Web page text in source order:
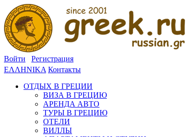
Войти
Регистрация
ΕΛΛΗΝΙΚΑ Контакты
ОТДЫХ В ГРЕЦИИ
ВИЗА В ГРЕЦИЮ
АРЕНДА АВТО
ТУРЫ В ГРЕЦИЮ
ОТЕЛИ
ВИЛЛЫ